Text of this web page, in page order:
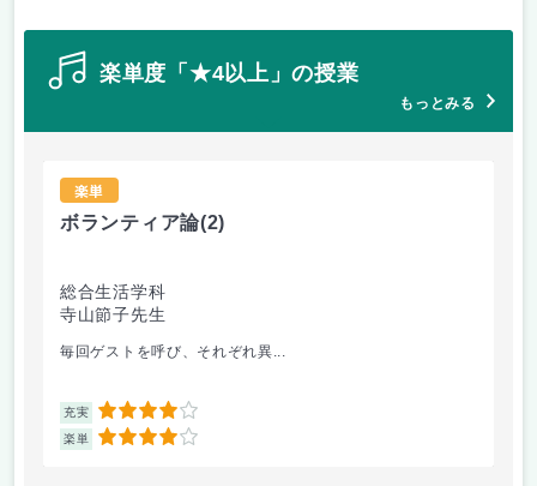
楽単度「★4以上」の授業
もっとみる
楽単
ボランティア論(2)
総合生活学科
寺山節子先生
毎回ゲストを呼び、それぞれ異...
充実 4
楽単 4